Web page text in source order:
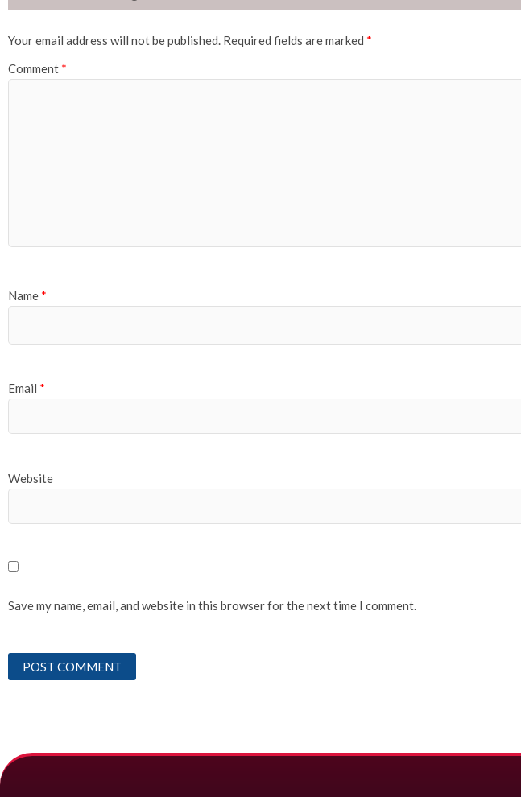
Your email address will not be published. Required fields are marked *
Comment *
Name *
Email *
Website
Save my name, email, and website in this browser for the next time I comment.